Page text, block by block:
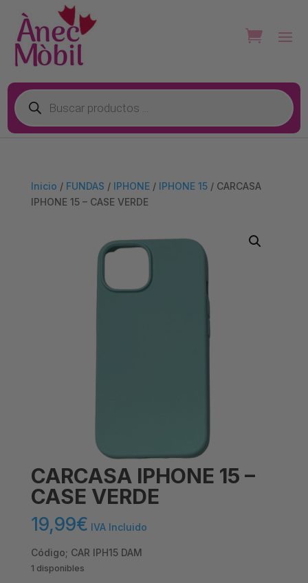
Búsqueda
de
productos
Inicio / FUNDAS / IPHONE/ IPHONE 15/ CARCASA
IPHONE 15 – CASE VERDE
CARCASA IPHONE 15 –
CASE VERDE
19,99€ IVA Incluido
Código; CAR IPH15 DAM
1 disponibles